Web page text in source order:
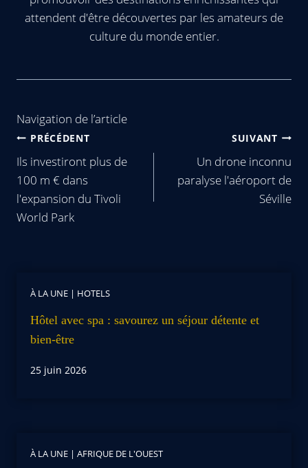
attendent d'être découvertes par les amateurs de
culture du monde entier.
Navigation de l’article
PRÉCÉDENT
Ils investiront plus de
100 m € dans
l'expansion du Tivoli
World Park
SUIVANT
Un drone inconnu
paralyse l'aéroport de
Séville
À LA UNE | HOTELS
Hôtel avec spa : savourez un séjour détente et
bien-être
25 juin 2026
À LA UNE | AFRIQUE DE L'OUEST